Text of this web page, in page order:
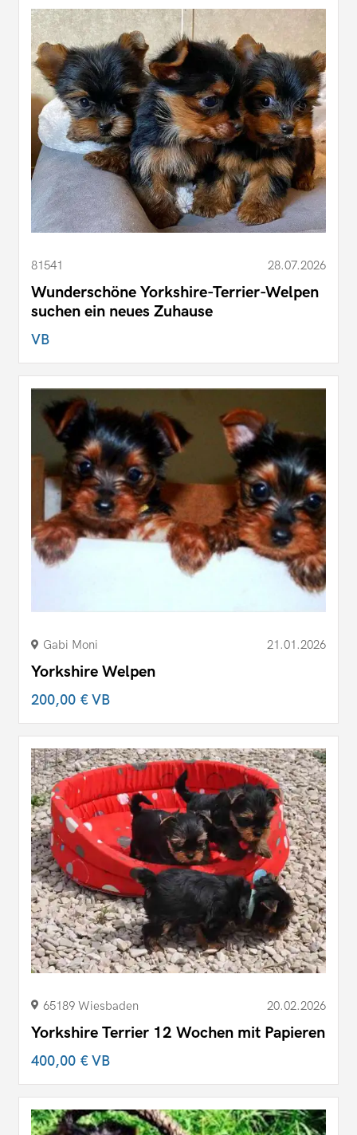
81541 28.07.2026
Wunderschöne Yorkshire-Terrier-Welpen
suchen ein neues Zuhause
VB
Gabi Moni 21.01.2026
Yorkshire Welpen
200,00 €VB
65189 Wiesbaden 20.02.2026
Yorkshire Terrier 12 Wochen mit Papieren
400,00 €VB